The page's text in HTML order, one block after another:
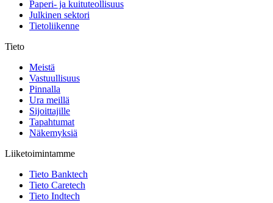
Paperi- ja kuituteollisuus
Julkinen sektori
Tietoliikenne
Tieto
Meistä
Vastuullisuus
Pinnalla
Ura meillä
Sijoittajille
Tapahtumat
Näkemyksiä
Liiketoimintamme
Tieto Banktech
Tieto Caretech
Tieto Indtech